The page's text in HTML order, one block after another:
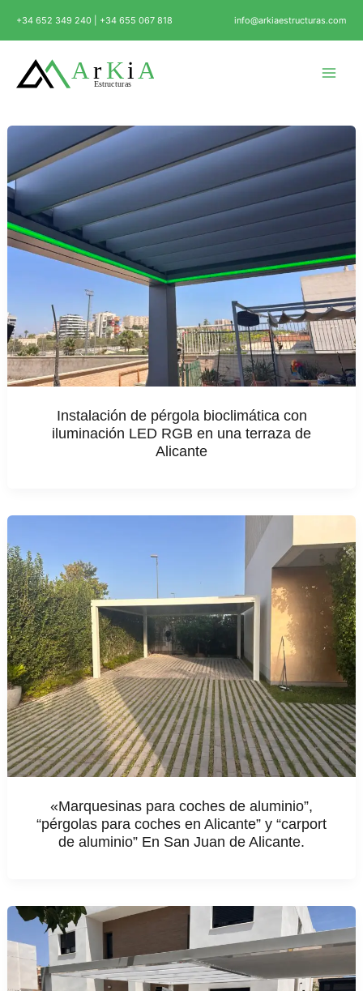
+34 652 349 240 | +34 655 067 818 info@arkiaestructuras.com
Instalación de pérgola bioclimática con
iluminación LED RGB en una terraza de
Alicante
«Marquesinas para coches de aluminio”,
“pérgolas para coches en Alicante” y “carport
de aluminio” En San Juan de Alicante.